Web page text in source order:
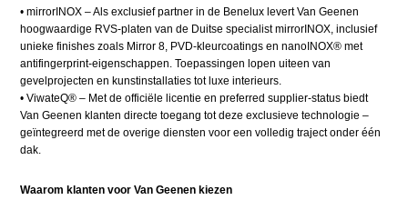
•​ mirrorINOX – Als exclusief partner in de Benelux levert Van Geenen
hoogwaardige RVS-platen van de Duitse specialist mirrorINOX, inclusief
unieke finishes zoals Mirror 8, PVD-kleurcoatings en nanoINOX® met
antifingerprint-eigenschappen. Toepassingen lopen uiteen van
gevelprojecten en kunstinstallaties tot luxe interieurs.
•​ ViwateQ® – Met de officiële licentie en preferred supplier-status biedt
Van Geenen klanten directe toegang tot deze exclusieve technologie –
geïntegreerd met de overige diensten voor een volledig traject onder één
dak.
Waarom klanten voor Van Geenen kiezen